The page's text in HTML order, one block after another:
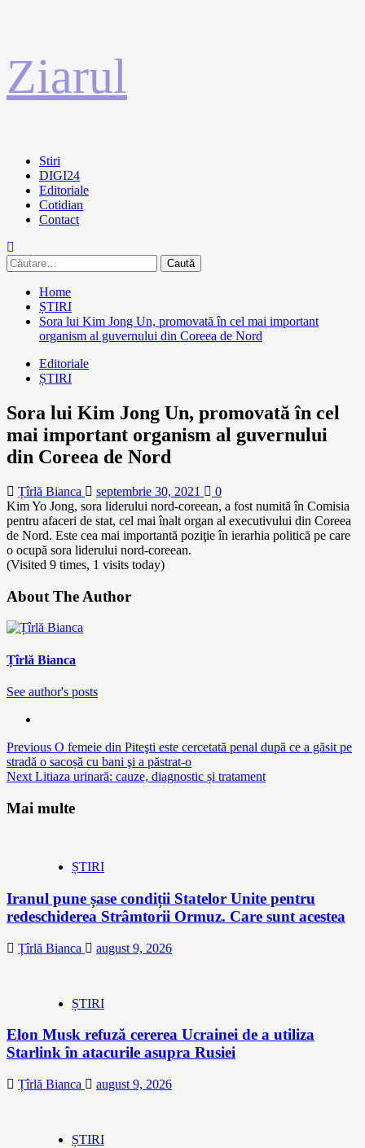
la
conținut
Ziarul
Primary
Menu
Stiri
DIGI24
Editoriale
Cotidian
Contact
Caută
după:
Home
ȘTIRI
Sora lui Kim Jong Un, promovată în cel mai important
organism al guvernului din Coreea de Nord
Editoriale
ȘTIRI
Sora lui Kim Jong Un, promovată în cel
mai important organism al guvernului
din Coreea de Nord
Țîrlă Bianca septembrie 30, 2021
0
Kim Yo Jong, sora liderului nord-coreean, a fost numită în Comisia
pentru afaceri de stat, cel mai înalt organ al executivului din Coreea
de Nord. Este cea mai importantă poziţie în ierarhia politică pe care
o ocupă sora liderului nord-coreean.
(Visited 9 times, 1 visits today)
About The Author
Țîrlă Bianca
See author's posts
Continue
Reading
Previous O femeie din Piteşti este cercetată penal după ce a găsit pe
stradă o sacoșă cu bani şi a păstrat-o
Next Litiaza urinară: cauze, diagnostic și tratament
Mai multe
ȘTIRI
Iranul pune șase condiții Statelor Unite pentru
redeschiderea Strâmtorii Ormuz. Care sunt acestea
Țîrlă Bianca august 9, 2026
ȘTIRI
Elon Musk refuză cererea Ucrainei de a utiliza
Starlink în atacurile asupra Rusiei
Țîrlă Bianca august 9, 2026
ȘTIRI